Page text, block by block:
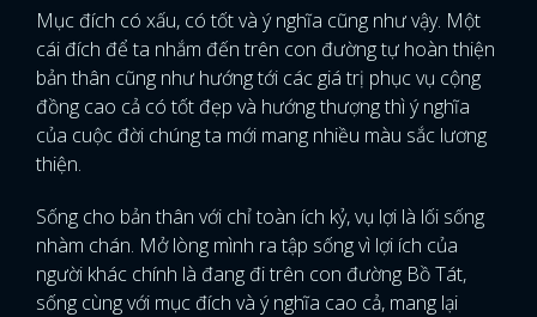
Mục đích có xấu, có tốt và ý nghĩa cũng như vậy. Một
cái đích để ta nhắm đến trên con đường tự hoàn thiện
bản thân cũng như hướng tới các giá trị phục vụ cộng
đồng cao cả có tốt đẹp và hướng thượng thì ý nghĩa
của cuộc đời chúng ta mới mang nhiều màu sắc lương
thiện.
Sống cho bản thân với chỉ toàn ích kỷ, vụ lợi là lối sống
nhàm chán. Mở lòng mình ra tập sống vì lợi ích của
người khác chính là đang đi trên con đường Bồ Tát,
sống cùng với mục đích và ý nghĩa cao cả, mang lại